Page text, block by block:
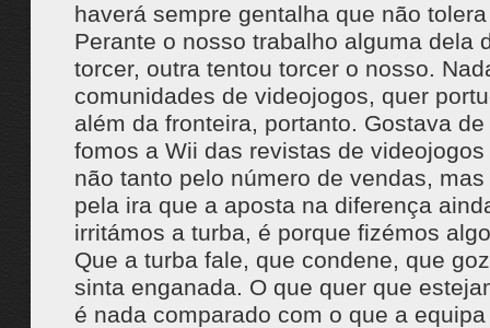
haverá sempre gentalha que não
Perante o nosso trabalho alguma dela
torcer, outra tentou torcer o nosso.
comunidades de videojogos, quer
além da fronteira, portanto. Gostava
fomos a Wii das revistas de
não tanto pelo número de vendas,
pela ira que a aposta na diferença
irritámos a turba, é porque fizémos
Que a turba fale, que condene, que
sinta enganada. O que quer que
é nada comparado com o que a